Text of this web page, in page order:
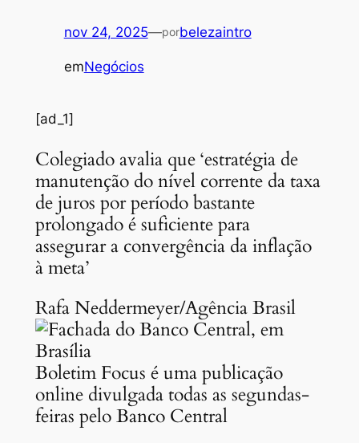
nov 24, 2025—porbelezaintro
emNegócios
[ad_1]
Colegiado avalia que ‘estratégia de
manutenção do nível corrente da taxa
de juros por período bastante
prolongado é suficiente para
assegurar a convergência da inflação
à meta’
Rafa Neddermeyer/Agência Brasil
Boletim Focus é uma publicação
online divulgada todas as segundas-
feiras pelo Banco Central